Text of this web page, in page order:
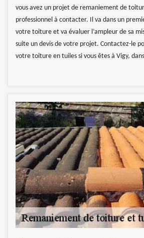
vous avez un projet de remaniement de
professionnel à contacter. Il va dans un
votre toiture et va évaluer l’ampleur de sa
suite un devis de votre projet. Contactez-le
votre toiture en tuiles si vous êtes à Vigy,